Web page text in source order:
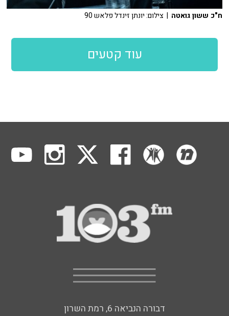
ח"כ ששון גואטה | צילום: יונתן זינדל פלאש 90
עוד קטעים
דבורה הנביאה 6, רמת השרון